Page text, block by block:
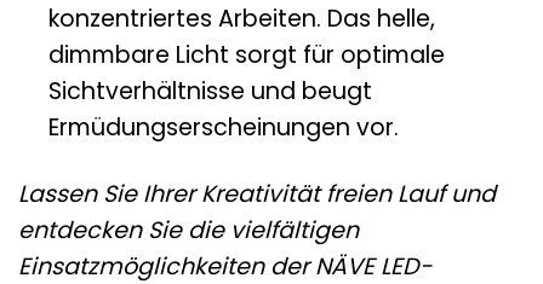
konzentriertes Arbeiten. Das helle,
dimmbare Licht sorgt für optimale
Sichtverhältnisse und beugt
Ermüdungserscheinungen vor.
Lassen Sie Ihrer Kreativität freien Lauf und
entdecken Sie die vielfältigen
Einsatzmöglichkeiten der NÄVE LED-